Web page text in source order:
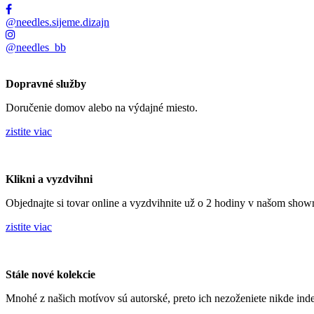
@needles.sijeme.dizajn
@needles_bb
Dopravné služby
Doručenie domov alebo na výdajné miesto.
zistite viac
Klikni a vyzdvihni
Objednajte si tovar online a vyzdvihnite už o 2 hodiny v našom
zistite viac
Stále nové kolekcie
Mnohé z našich motívov sú autorské, preto ich nezoženiete nikde